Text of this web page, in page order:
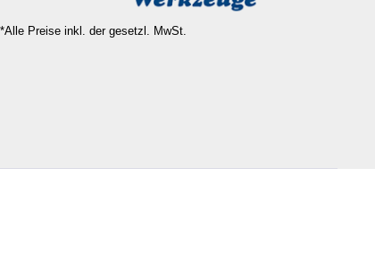
*Alle Preise inkl. der gesetzl. MwSt.